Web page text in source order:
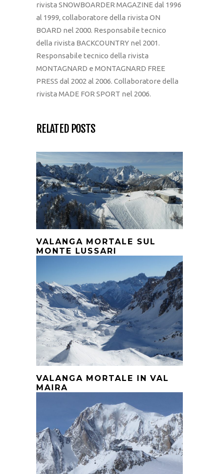
rivista SNOWBOARDER MAGAZINE dal 1996
al 1999, collaboratore della rivista ON
BOARD nel 2000. Responsabile tecnico
della rivista BACKCOUNTRY nel 2001.
Responsabile tecnico della rivista
MONTAGNARD e MONTAGNARD FREE
PRESS dal 2002 al 2006. Collaboratore della
rivista MADE FOR SPORT nel 2006.
RELATED POSTS
VALANGA MORTALE SUL
MONTE LUSSARI
VALANGA MORTALE IN VAL
MAIRA